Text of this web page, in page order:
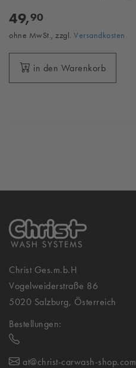
49,90
ohne MwSt., zzgl. Versandkosten
in den Warenkorb
Christ Ges.m.b.H
Vogelweiderstraße 86
5020 Salzburg, Österreich
Bestellungen:
at@christ-carwash-shop.com